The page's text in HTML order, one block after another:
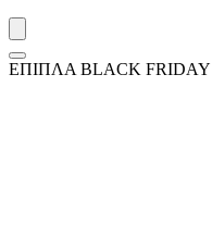
ΕΠΙΠΛΑ BLACK FRIDAY